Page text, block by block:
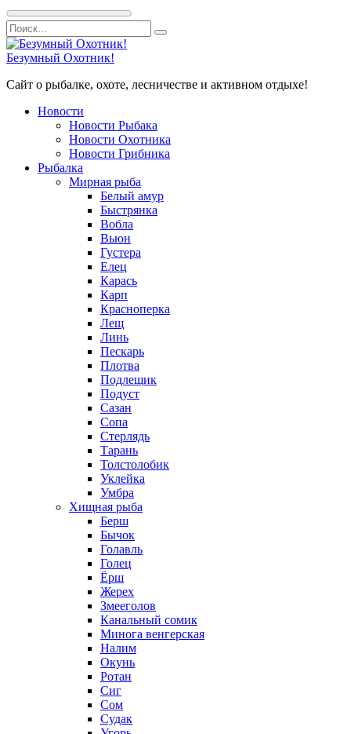
Перейти
к
содержанию
Search
for:
Безумный Охотник!
Сайт о рыбалке, охоте, лесничестве и активном отдыхе!
Новости
Новости Рыбака
Новости Охотника
Новости Грибника
Рыбалка
Мирная рыба
Белый амур
Быстрянка
Вобла
Вьюн
Густера
Елец
Карась
Карп
Красноперка
Лещ
Линь
Пескарь
Плотва
Подлещик
Подуст
Сазан
Сопа
Стерлядь
Тарань
Толстолобик
Уклейка
Умбра
Хищная рыба
Берш
Бычок
Голавль
Голец
Ёрш
Жерех
Змееголов
Канальный сомик
Минога венгерская
Налим
Окунь
Ротан
Сиг
Сом
Судак